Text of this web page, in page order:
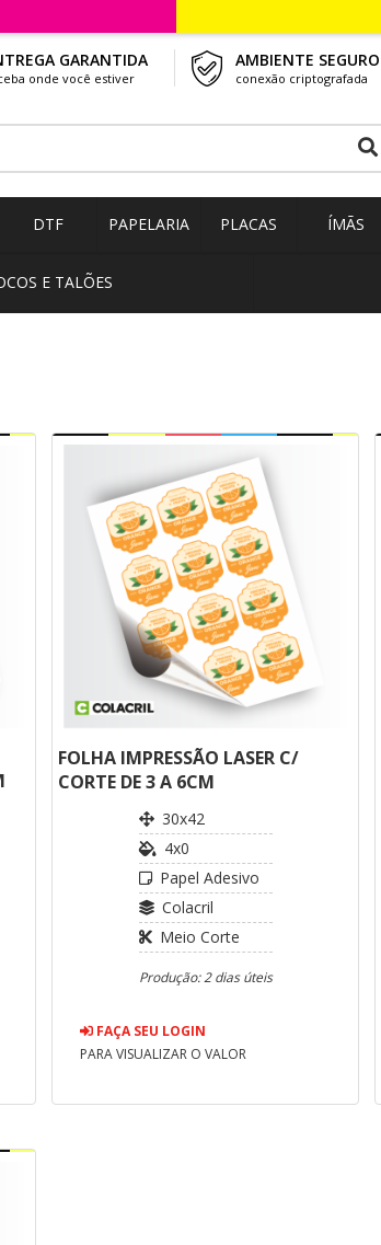
GARANTIDA
onde você estiver
AMBIENTE SEGURO
conexão criptografada
DTF PAPELARIA PLACAS ÍMÃS
E TALÕES
FOLHA IMPRESSÃO LASER C/
CORTE DE 3 A 6CM
30x42
4x0
Papel Adesivo
Colacril
Meio Corte
Produção: 2 dias úteis
FAÇA SEU LOGIN
PARA VISUALIZAR O VALOR